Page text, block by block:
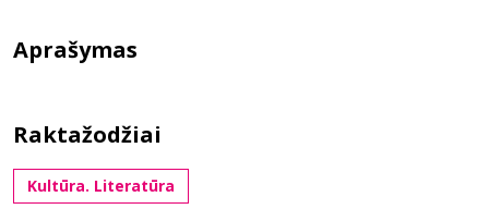
Aprašymas
Raktažodžiai
Kultūra. Literatūra